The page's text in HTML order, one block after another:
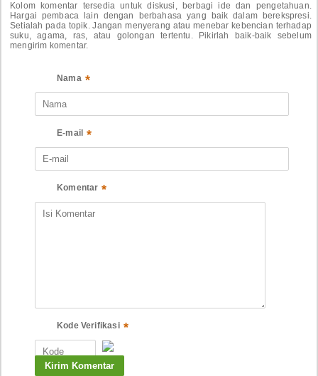
Kolom komentar tersedia untuk diskusi, berbagi ide dan pengetahuan.
Hargai pembaca lain dengan berbahasa yang baik dalam berekspresi.
Setialah pada topik. Jangan menyerang atau menebar kebencian terhadap
suku, agama, ras, atau golongan tertentu. Pikirlah baik-baik sebelum
mengirim komentar.
Nama *
E-mail *
Komentar *
Kode Verifikasi *